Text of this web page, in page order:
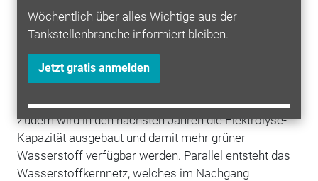
Wöchentlich über alles Wichtige aus der
Tankstellenbranche informiert bleiben.
Jetzt gratis anmelden
Wann wird es genug Fahrzeuge geben?
Fahrzeuge werden ab 2024 bis Anfang 2025 in
größeren Mengen verfügbar sein. Die nationalen
Herstellerwerden in die Serienfertigung von
Zudem wird in den nächsten Jahren die Elektrolyse-
Kapazität ausgebaut und damit mehr grüner
Wasserstoff verfügbar werden. Parallel entsteht das
Wasserstoffkernnetz, welches im Nachgang